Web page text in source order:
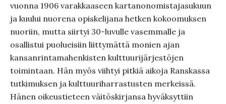
vuonna 1906 varakkaaseen kartanonomistajasukuun
ja kuului nuorena opiskelijana hetken kokoomuksen
nuoriin, mutta siirtyi 30-luvulle vasemmalle ja
osallistui puolueisiin liittymättä monien ajan
kansanrintamahenkisten kulttuurijärjestöjen
toimintaan. Hän myös viihtyi pitkiä aikoja Ranskassa
tutkimuksen ja kulttuuriharrastusten merkeissä.
Hänen oikeustieteen väitöskirjansa hyväksyttiin